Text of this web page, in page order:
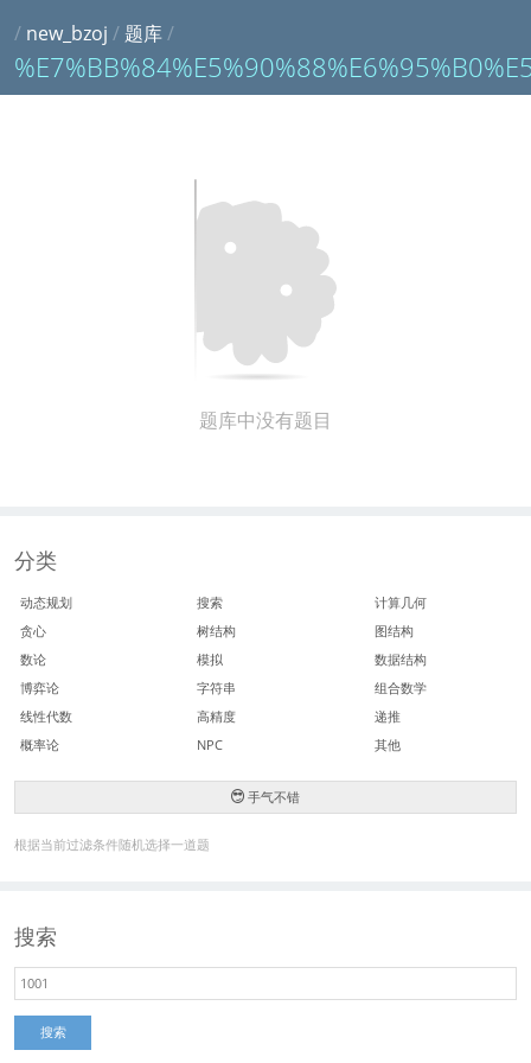
/ new_bzoj / 题库/
题库中没有题目
分类
动态规划 搜索
计算几何
贪心
树结构
图结构
数论
模拟
数据结构
博弈论
字符串
组合数学
线性代数
高精度
递推
概率论
NPC 其他
手气不错
根据当前过滤条件随机选择一道题
搜索
搜索